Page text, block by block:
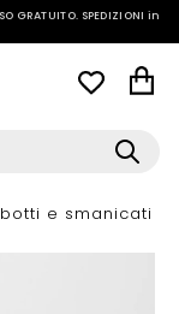
GRATUITO. SPEDIZIONI in
e smanicati